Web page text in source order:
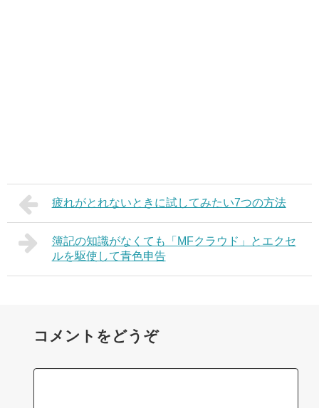
疲れがとれないときに試してみたい7つの方法
簿記の知識がなくても「MFクラウド」とエクセ
ルを駆使して青色申告
コメントをどうぞ